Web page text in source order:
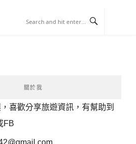
關於我
喜歡分享旅遊資訊，有幫助到
FB